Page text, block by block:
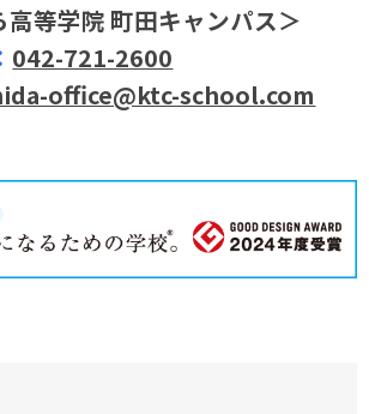
高等学院 町田キャンパス＞
042-721-2600
office@ktc-school.com